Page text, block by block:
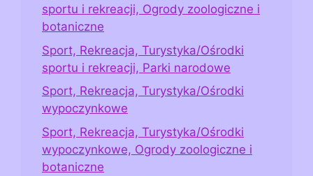
sportu i rekreacji, Ogrody zoologiczne i
botaniczne
Sport, Rekreacja, Turystyka/Ośrodki
sportu i rekreacji, Parki narodowe
Sport, Rekreacja, Turystyka/Ośrodki
wypoczynkowe
Sport, Rekreacja, Turystyka/Ośrodki
wypoczynkowe, Ogrody zoologiczne i
botaniczne